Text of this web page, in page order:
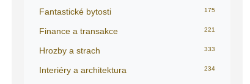
Fantastické bytosti 175
Finance a transakce 221
Hrozby a strach 333
Interiéry a architektura 234